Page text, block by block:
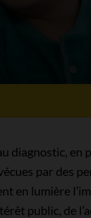
diagnostic, en
par des
en lumière
public, de